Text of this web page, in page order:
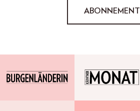
ABONNEMENT